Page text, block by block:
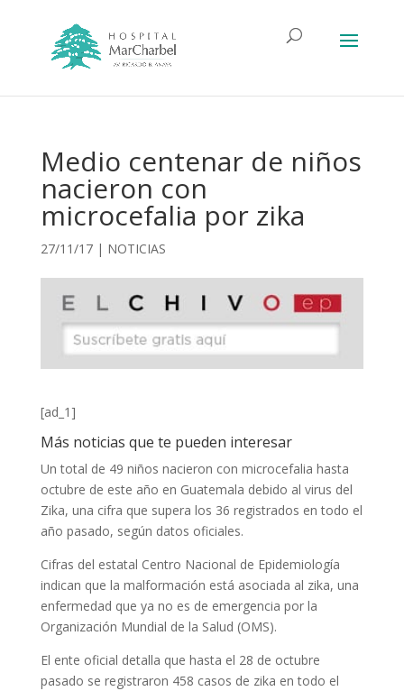
Medio centenar de niños
nacieron con
microcefalia por zika
27/11/17| NOTICIAS
[ad_1]
Más noticias que te pueden interesar
Un total de 49 niños nacieron con microcefalia hasta
octubre de este año en Guatemala debido al virus del
Zika, una cifra que supera los 36 registrados en todo el
año pasado, según datos oficiales.
Cifras del estatal Centro Nacional de Epidemiología
indican que la malformación está asociada al zika, una
enfermedad que ya no es de emergencia por la
Organización Mundial de la Salud (OMS).
El ente oficial detalla que hasta el 28 de octubre
pasado se registraron 458 casos de zika en todo el